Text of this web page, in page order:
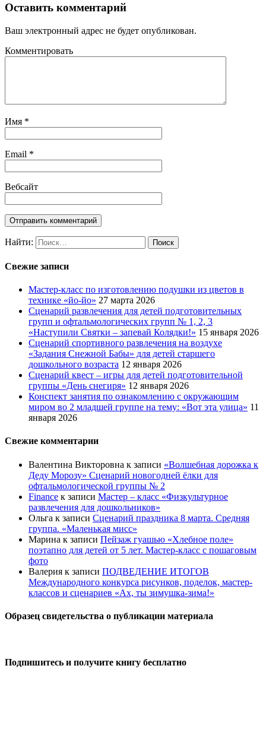
Оставить комментарий
Ваш электронный адрес не будет опубликован.
Комментировать
Имя *
Email *
Вебсайт
Найти:
Свежие записи
Мастер-класс по изготовлению подушки из цветов в
технике «йо-йо» 27 марта 2026
Сценарий развлечения для детей подготовительных
групп и офтальмологических групп № 1, 2, 3
«Наступили Святки – запевай Колядки!» 15 января 2026
Сценарий спортивного развлечения на воздухе
«Задания Снежной Бабы» для детей старшего
дошкольного возраста 12 января 2026
Сценарий квест – игры для детей подготовительной
группы «День снегиря» 12 января 2026
Конспект занятия по ознакомлению с окружающим
миром во 2 младшей группе на тему: «Вот эта улица» 11
января 2026
Свежие комментарии
Валентина Викторовна к записи «Волшебная дорожка к
Деду Морозу» Сценарий новогодней ёлки для
офтальмологической группы № 2
Finance к записи Мастер – класс «Физкультурное
развлечения для дошкольников»
Ольга к записи Сценарий праздника 8 марта. Средняя
группа. «Маленькая мисс»
Марина к записи Пейзаж гуашью «Хлебное поле»
поэтапно для детей от 5 лет. Мастер-класс с пошаговым
фото
Валерия к записи ПОДВЕДЕНИЕ ИТОГОВ
Международного конкурса рисунков, поделок, мастер-
классов и сценариев «Ах, ты зимушка-зима!»
Образец свидетельства о публикации материала
Подпишитесь и получите книгу бесплатно